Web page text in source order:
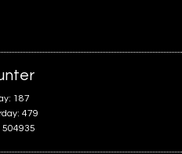
187
479
504935